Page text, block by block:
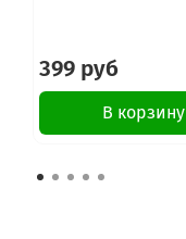
399 руб
В корзину